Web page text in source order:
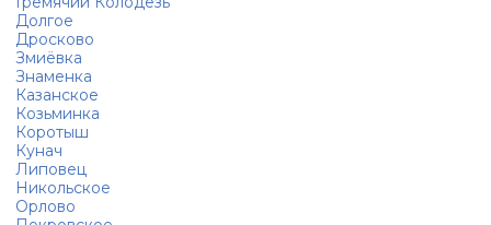
Долгое
Дросково
Змиёвка
Знаменка
Казанское
Козьминка
Коротыш
Кунач
Липовец
Никольское
Орлово